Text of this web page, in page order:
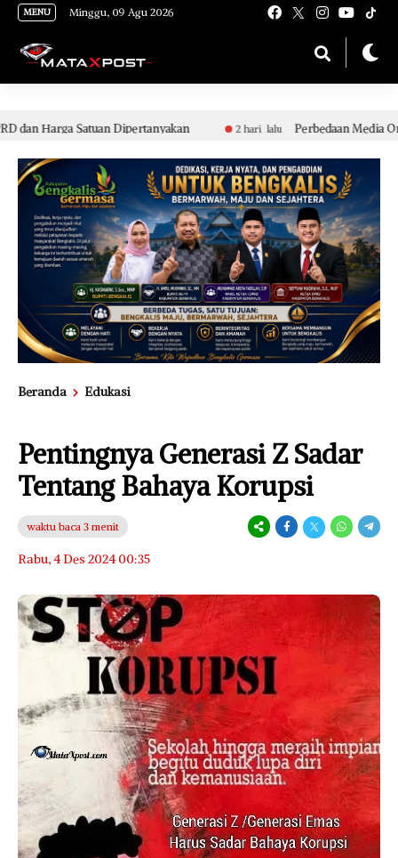
[gnpub_google_news_follow]
MENU Minggu, 09 Agu 2026
Dipertanyakan 2 hari lalu Perbedaan Media Online Bodong
Beranda Edukasi
Pentingnya Generasi Z Sadar
Tentang Bahaya Korupsi
waktu baca 3 menit
Rabu, 4 Des 2024 00:35